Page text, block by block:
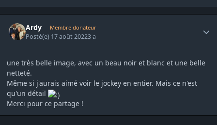
Ardy Membre donateur
Posté(e) 17 août 20223 a
une très belle image, avec un beau noir et blanc et une belle
netteté.
Même si j'aurais aimé voir le jockey en entier. Mais ce n'est
qu'un détail
Merci pour ce partage !